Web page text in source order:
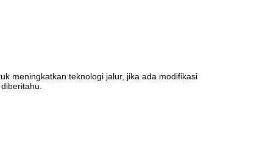
meningkatkan teknologi jalur, jika ada modifikasi